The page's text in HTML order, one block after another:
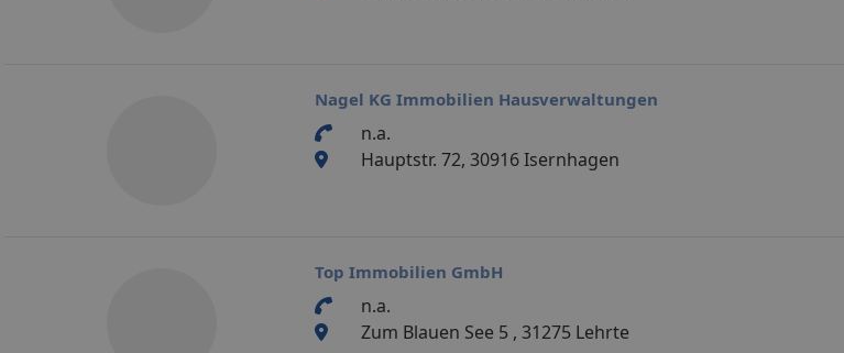
Nagel KG Immobilien Hausverwaltungen
n.a.
Hauptstr. 72, 30916 Isernhagen
Top Immobilien GmbH
n.a.
Zum Blauen See 5 , 31275 Lehrte